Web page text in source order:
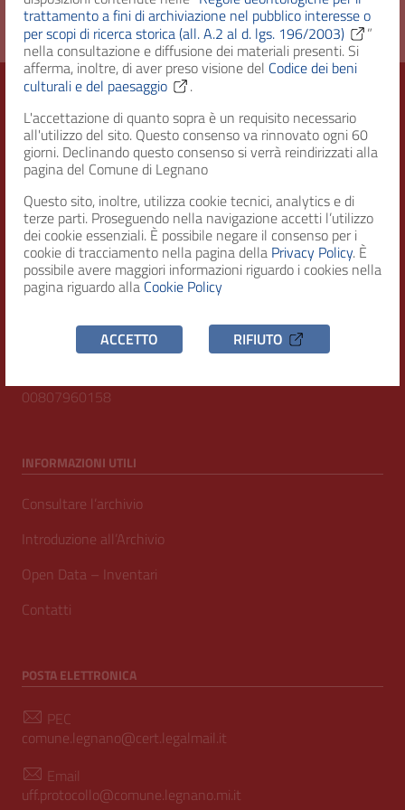
trattamento a fini di archiviazione nel pubblico interesse o
per scopi di ricerca storica (all. A.2 al d. lgs. 196/2003)
”
nella consultazione e diffusione dei materiali presenti. Si
afferma, inoltre, di aver preso visione del Codice dei beni
culturali e del paesaggio
.
L'accettazione di quanto sopra è un requisito necessario
all'utilizzo del sito. Questo consenso va rinnovato ogni 60
giorni. Declinando questo consenso si verrà reindirizzati alla
pagina del Comune di Legnano
Questo sito, inoltre, utilizza cookie tecnici, analytics e di
terze parti. Proseguendo nella navigazione accetti l’utilizzo
dei cookie essenziali. È possibile negare il consenso per i
cookie di tracciamento nella pagina della Privacy Policy. È
possibile avere maggiori informazioni riguardo i cookies nella
pagina riguardo alla Cookie Policy
ACCETTO RIFIUTO
Città di Legnano – Archivio Storico
RECAPITI
Indirizzo
Piazza San Magno 9
20025, Legnano (MI)
Telefono
(+39) 0331471111
00807960158
INFORMAZIONI UTILI
Consultare l’archivio
Introduzione all’Archivio
Open Data – Inventari
Contatti
POSTA ELETTRONICA
PEC
comune.legnano@cert.legalmail.it
Email
uff.protocollo@comune.legnano.mi.it